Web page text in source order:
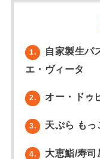
1.
自家製生パ
エ・ヴィータ
2. オー・ドゥ
3. 天ぷら もっ
4. 大恵鮨/寿司